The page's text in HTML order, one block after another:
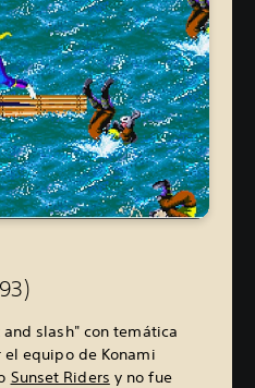
)
slash" con temática
equipo de Konami
Sunset Riders y no fue